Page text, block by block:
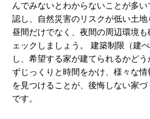
んでみないとわからないことが多
認し、自然災害のリスクが低い土地
昼間だけでなく、夜間の周辺環境
ェックしましょう。 建築制限（建
し、希望する家が建てられるかど
ずじっくりと時間をかけ、様々な
を見つけることが、後悔しない家
です。